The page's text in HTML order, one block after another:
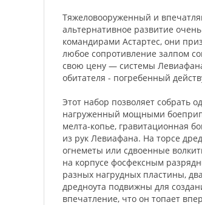
Тяжеловооруженный и
альтернативное развитие
командирами Астартес, они
любое сопротивление залпом
свою цену — системы
обитателя - погребенный
Этот набор позволяет
нагруженный мощными
мелта-копье, гравитационная
из рук Левиафана. На торсе
огнеметы или сдвоенные
на корпусе фосфексным
разных нагрудных пластины,
дредноута подвижны для
впечатление, что он топает